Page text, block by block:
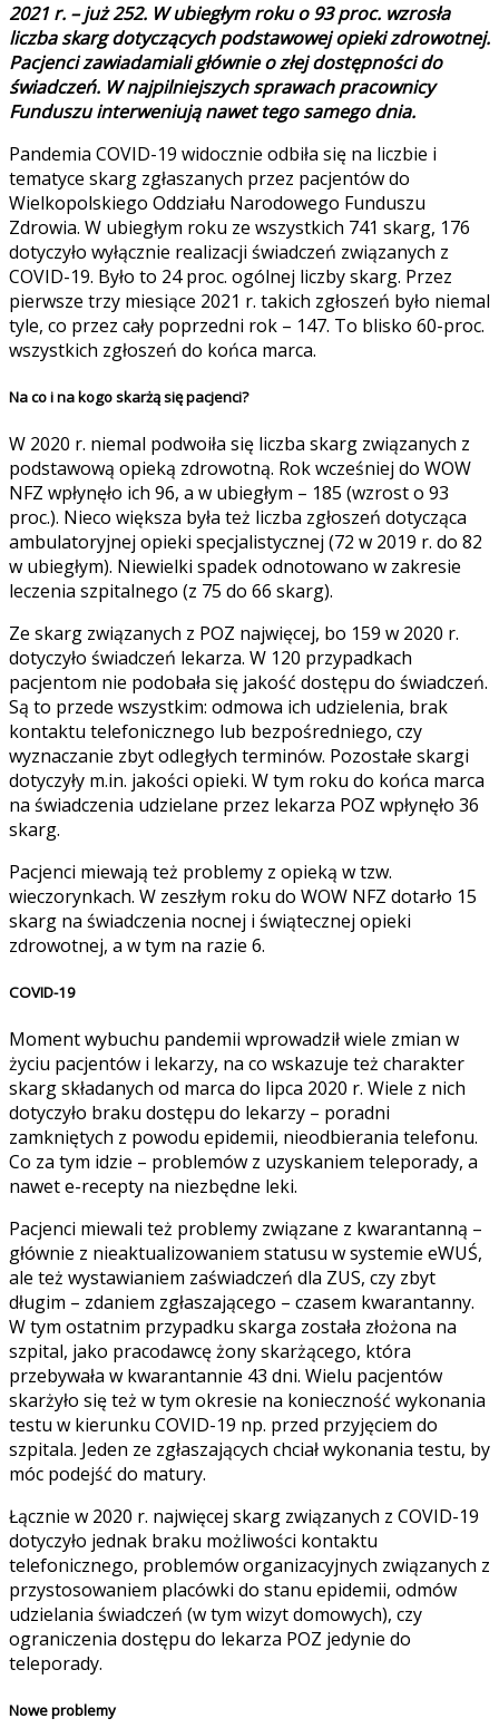
2021 r. – już 252. W ubiegłym roku o 93 proc. wzrosła
liczba skarg dotyczących podstawowej opieki zdrowotnej.
Pacjenci zawiadamiali głównie o złej dostępności do
świadczeń. W najpilniejszych sprawach pracownicy
Funduszu interweniują nawet tego samego dnia.
Pandemia COVID-19 widocznie odbiła się na liczbie i
tematyce skarg zgłaszanych przez pacjentów do
Wielkopolskiego Oddziału Narodowego Funduszu
Zdrowia. W ubiegłym roku ze wszystkich 741 skarg, 176
dotyczyło wyłącznie realizacji świadczeń związanych z
COVID-19. Było to 24 proc. ogólnej liczby skarg. Przez
pierwsze trzy miesiące 2021 r. takich zgłoszeń było niemal
tyle, co przez cały poprzedni rok – 147. To blisko 60-proc.
wszystkich zgłoszeń do końca marca.
Na co i na kogo skarżą się pacjenci?
W 2020 r. niemal podwoiła się liczba skarg związanych z
podstawową opieką zdrowotną. Rok wcześniej do WOW
NFZ wpłynęło ich 96, a w ubiegłym – 185 (wzrost o 93
proc.). Nieco większa była też liczba zgłoszeń dotycząca
ambulatoryjnej opieki specjalistycznej (72 w 2019 r. do 82
w ubiegłym). Niewielki spadek odnotowano w zakresie
leczenia szpitalnego (z 75 do 66 skarg).
Ze skarg związanych z POZ najwięcej, bo 159 w 2020 r.
dotyczyło świadczeń lekarza. W 120 przypadkach
pacjentom nie podobała się jakość dostępu do świadczeń.
Są to przede wszystkim: odmowa ich udzielenia, brak
kontaktu telefonicznego lub bezpośredniego, czy
wyznaczanie zbyt odległych terminów. Pozostałe skargi
dotyczyły m.in. jakości opieki. W tym roku do końca marca
na świadczenia udzielane przez lekarza POZ wpłynęło 36
skarg.
Pacjenci miewają też problemy z opieką w tzw.
wieczorynkach. W zeszłym roku do WOW NFZ dotarło 15
skarg na świadczenia nocnej i świątecznej opieki
zdrowotnej, a w tym na razie 6.
COVID-19
Moment wybuchu pandemii wprowadził wiele zmian w
życiu pacjentów i lekarzy, na co wskazuje też charakter
skarg składanych od marca do lipca 2020 r. Wiele z nich
dotyczyło braku dostępu do lekarzy – poradni
zamkniętych z powodu epidemii, nieodbierania telefonu.
Co za tym idzie – problemów z uzyskaniem teleporady, a
nawet e-recepty na niezbędne leki.
Pacjenci miewali też problemy związane z kwarantanną –
głównie z nieaktualizowaniem statusu w systemie eWUŚ,
ale też wystawianiem zaświadczeń dla ZUS, czy zbyt
długim – zdaniem zgłaszającego – czasem kwarantanny.
W tym ostatnim przypadku skarga została złożona na
szpital, jako pracodawcę żony skarżącego, która
przebywała w kwarantannie 43 dni. Wielu pacjentów
skarżyło się też w tym okresie na konieczność wykonania
testu w kierunku COVID-19 np. przed przyjęciem do
szpitala. Jeden ze zgłaszających chciał wykonania testu, by
móc podejść do matury.
Łącznie w 2020 r. najwięcej skarg związanych z COVID-19
dotyczyło jednak braku możliwości kontaktu
telefonicznego, problemów organizacyjnych związanych z
przystosowaniem placówki do stanu epidemii, odmów
udzielania świadczeń (w tym wizyt domowych), czy
ograniczenia dostępu do lekarza POZ jedynie do
teleporady.
Nowe problemy